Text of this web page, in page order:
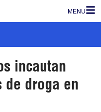
MENU
incautan
de droga en